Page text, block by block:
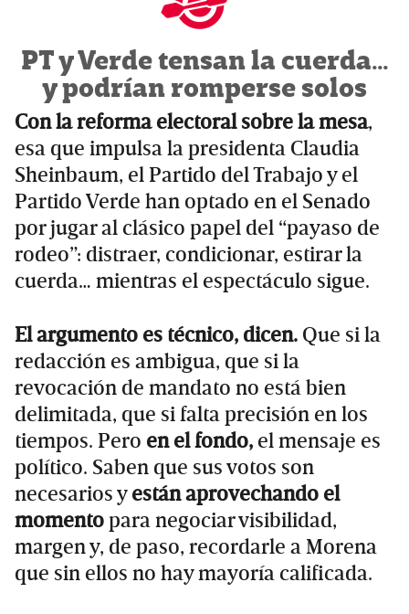
PT y Verde tensan la cuerda…
y podrían romperse solos
Con la reforma electoral sobre la mesa,
esa que impulsa la presidenta Claudia
Sheinbaum, el Partido del Trabajo y el
Partido Verde han optado en el Senado
por jugar al clásico papel del “payaso de
rodeo”: distraer, condicionar, estirar la
cuerda… mientras el espectáculo sigue.
El argumento es técnico, dicen. Que si la
redacción es ambigua, que si la
revocación de mandato no está bien
delimitada, que si falta precisión en los
tiempos. Pero en el fondo, el mensaje es
político. Saben que sus votos son
necesarios yestán aprovechando el
momentopara negociar visibilidad,
margen y, de paso, recordarle a Morena
que sin ellos no hay mayoría calificada.